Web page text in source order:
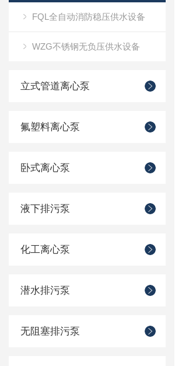
FQL全自动消防稳压供水设备
WZG不锈钢无负压供水设备
立式管道离心泵
氟塑料离心泵
卧式离心泵
液下排污泵
化工离心泵
潜水排污泵
无阻塞排污泵